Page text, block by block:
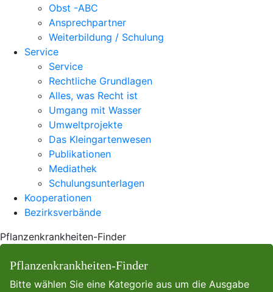
Obst -ABC
Ansprechpartner
Weiterbildung / Schulung
Service
Service
Rechtliche Grundlagen
Alles, was Recht ist
Umgang mit Wasser
Umweltprojekte
Das Kleingartenwesen
Publikationen
Mediathek
Schulungsunterlagen
Kooperationen
Bezirksverbände
Pflanzenkrankheiten-Finder
Pflanzenkrankheiten-Finder
Bitte wählen Sie eine Kategorie aus um die Ausgabe